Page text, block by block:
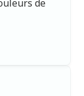
de